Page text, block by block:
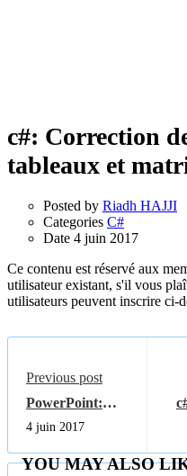
c#: Correction
tableaux et
Posted by Riadh HAJJI
Categories C#
Date 4 juin 2017
Ce contenu est réservé aux
utilisateur existant, s'il vous
utilisateurs peuvent inscrire ci-
Previous post
PowerPoint:
Appliquer un
style à un
graphique
SmartArt
4 juin 2017
YOU MAY ALSO